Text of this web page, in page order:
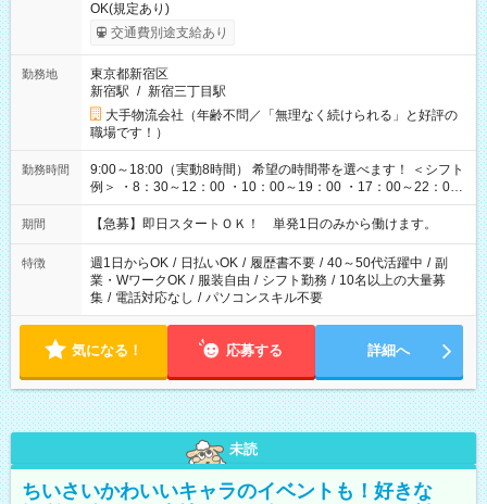
OK(規定あり)
交通費別途支給あり
勤務地
東京都新宿区
新宿駅 / 新宿三丁目駅
大手物流会社（年齢不問／「無理なく続けられる」と好評の
職場です！）
勤務時間
9:00～18:00（実動8時間） 希望の時間帯を選べます！ ＜シフト
例＞ ・8：30～12：00 ・10：00～19：00 ・17：00～22：00
・13：00～22：00 ・22：00～翌6：00 など
期間 【急募】即日スタートＯＫ！ 単発1日のみから働けます。
特徴 週1日からOK / 日払いOK / 履歴書不要 / 40～50代活躍中 / 副
業・WワークOK / 服装自由 / シフト勤務 / 10名以上の大量募
集 / 電話対応なし / パソコンスキル不要
気になる！ 応募する 詳細へ
未読
ちいさいかわいいキャラのイベントも！好きな